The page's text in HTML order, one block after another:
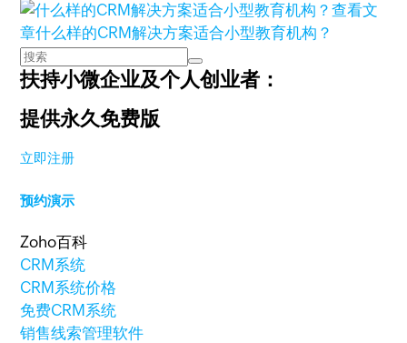
查看文
章什么样的CRM解决方案适合小型教育机构？
扶持小微企业及个人创业者：
提供永久免费版
立即注册
预约演示
Zoho百科
CRM系统
CRM系统价格
免费CRM系统
销售线索管理软件